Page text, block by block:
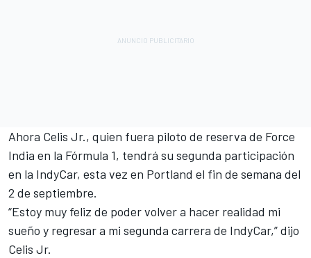
Ahora Celis Jr., quien fuera piloto de reserva de Force
India en la Fórmula 1, tendrá su segunda participación
en la IndyCar, esta vez en Portland el fin de semana del
2 de septiembre.
“Estoy muy feliz de poder volver a hacer realidad mi
sueño y regresar a mi segunda carrera de IndyCar,” dijo
Celis Jr.